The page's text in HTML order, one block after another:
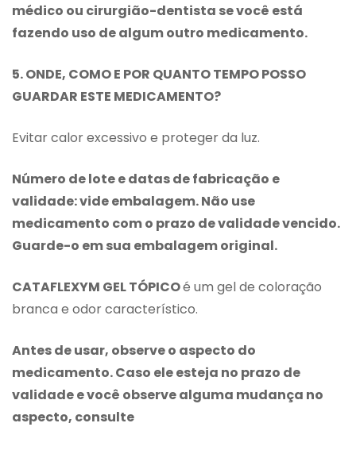
médico ou cirurgião-dentista se você está
fazendo uso de algum outro medicamento.
5. ONDE, COMO E POR QUANTO TEMPO POSSO
GUARDAR ESTE MEDICAMENTO?
Evitar calor excessivo e proteger da luz.
Número de lote e datas de fabricação e
validade: vide embalagem. Não use
medicamento com o prazo de validade vencido.
Guarde-o em sua embalagem original.
CATAFLEXYM GEL TÓPICOé um gel de coloração
branca e odor característico.
Antes de usar, observe o aspecto do
medicamento. Caso ele esteja no prazo de
validade e você observe alguma mudança no
aspecto, consulte